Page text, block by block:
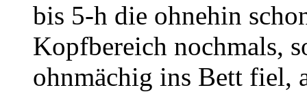
bis 5-h die ohnehin
Kopfbereich nochmals,
ohnmächig ins Bett fiel,